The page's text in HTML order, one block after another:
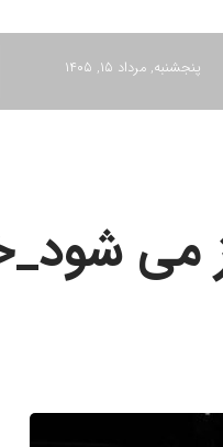
پنجشنبه, مرداد ۱۵, ۱۴۰۵
می